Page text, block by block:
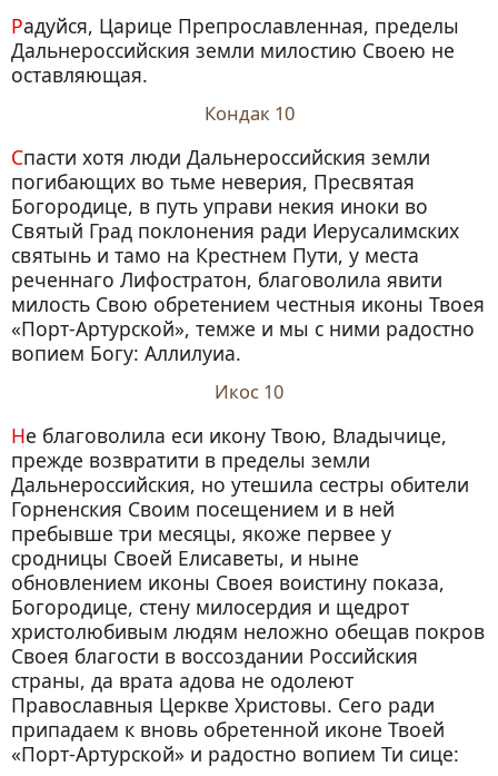
Радуйся, Царице Препрославленная, пределы
Дальнероссийския земли милостию Своею не
оставляющая.
Кондак 10
Спасти хотя люди Дальнероссийския земли
погибающих во тьме неверия, Пресвятая
Богородице, в путь управи некия иноки во
Святый Град поклонения ради Иерусалимских
святынь и тамо на Крестнем Пути, у места
реченнаго Лифостратон, благоволила явити
милость Свою обретением честныя иконы Твоея
«Порт-Артурской», темже и мы с ними радостно
вопием Богу: Аллилуиа.
Икос 10
Не благоволила еси икону Твою, Владычице,
прежде возвратити в пределы земли
Дальнероссийския, но утешила сестры обители
Горненския Своим посещением и в ней
пребывше три месяцы, якоже первее у
сродницы Своей Елисаветы, и ныне
обновлением иконы Своея воистину показа,
Богородице, стену милосердия и щедрот
христолюбивым людям неложно обещав покров
Своея благости в воссоздании Российския
страны, да врата адова не одолеют
Православныя Церкве Христовы. Сего ради
припадаем к вновь обретенной иконе Твоей
«Порт-Артурской» и радостно вопием Ти сице: